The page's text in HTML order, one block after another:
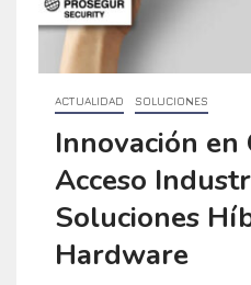
ACTUALIDAD SOLUCIONES
Innovación
Acceso
Soluciones
Hardware